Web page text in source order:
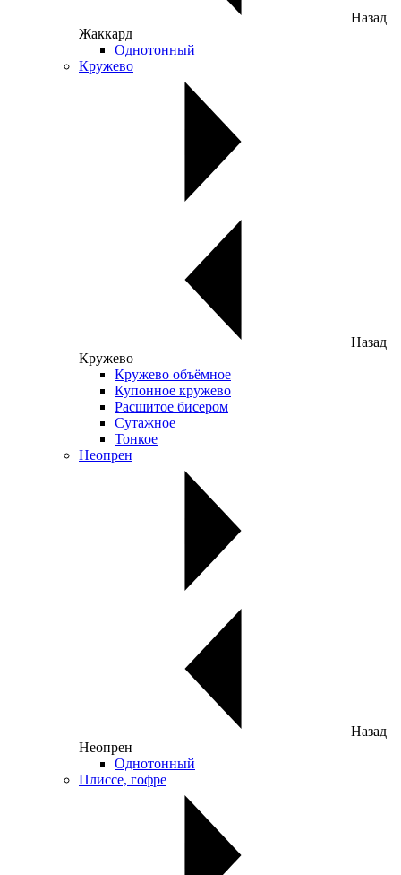
Назад
Жаккард
Однотонный
Кружево
Назад
Кружево
Кружево объёмное
Купонное кружево
Расшитое бисером
Сутажное
Тонкое
Неопрен
Назад
Неопрен
Однотонный
Плиссе, гофре